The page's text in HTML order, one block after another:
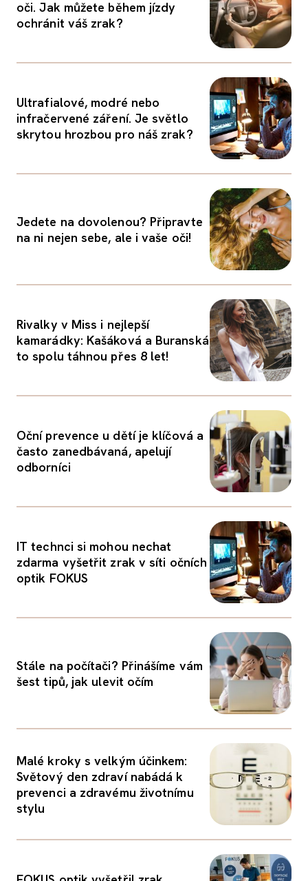
oči. Jak můžete během jízdy
ochránit váš zrak?
Ultrafialové, modré nebo
infračervené záření. Je světlo
skrytou hrozbou pro náš zrak?
Jedete na dovolenou? Připravte
na ni nejen sebe, ale i vaše oči!
Rivalky v Miss i nejlepší
kamarádky: Kašáková a Buranská
to spolu táhnou přes 8 let!
Oční prevence u dětí je klíčová a
často zanedbávaná, apelují
odborníci
IT technci si mohou nechat
zdarma vyšetřit zrak v síti očních
optik FOKUS
Stále na počítači? Přinášíme vám
šest tipů, jak ulevit očím
Malé kroky s velkým účinkem:
Světový den zdraví nabádá k
prevenci a zdravému životnímu
stylu